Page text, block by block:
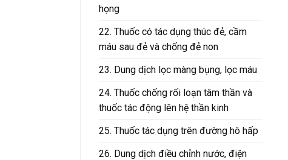
họng
22. Thuốc có tác dụng thúc đẻ, cầm
máu sau đẻ và chống đẻ non
23. Dung dịch lọc màng bụng, lọc máu
24. Thuốc chống rối loạn tâm thần và
thuốc tác động lên hệ thần kinh
25. Thuốc tác dụng trên đường hô hấp
26. Dung dịch điều chỉnh nước, điện